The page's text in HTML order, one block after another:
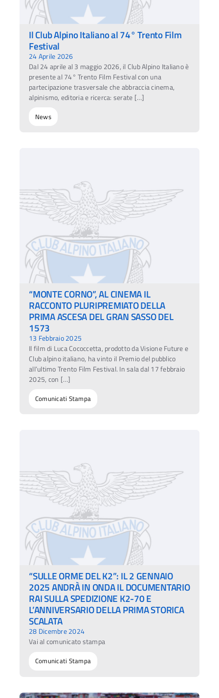
Il Club Alpino Italiano al 74° Trento Film
Festival
24 Aprile 2026
Dal 24 aprile al 3 maggio 2026, il Club Alpino Italiano è
presente al 74° Trento Film Festival con una
partecipazione trasversale che abbraccia cinema,
alpinismo, editoria e ricerca: serate […]
News
“MONTE CORNO”, AL CINEMA IL
RACCONTO PLURIPREMIATO DELLA
PRIMA ASCESA DEL GRAN SASSO DEL
1573
13 Febbraio 2025
Il film di Luca Cococcetta, prodotto da Visione Future e
Club alpino italiano, ha vinto il Premio del pubblico
all’ultimo Trento Film Festival. In sala dal 17 febbraio
2025, con […]
Comunicati Stampa
“SULLE ORME DEL K2”: IL 2 GENNAIO
2025 ANDRÀ IN ONDA IL DOCUMENTARIO
RAI SULLA SPEDIZIONE K2-70 E
L’ANNIVERSARIO DELLA PRIMA STORICA
SCALATA
28 Dicembre 2024
Vai al comunicato stampa
Comunicati Stampa